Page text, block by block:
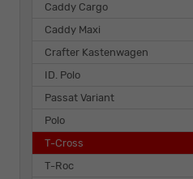
Caddy Cargo
Caddy Maxi
Crafter Kastenwagen
ID. Polo
Passat Variant
Polo
T-Cross
T-Roc